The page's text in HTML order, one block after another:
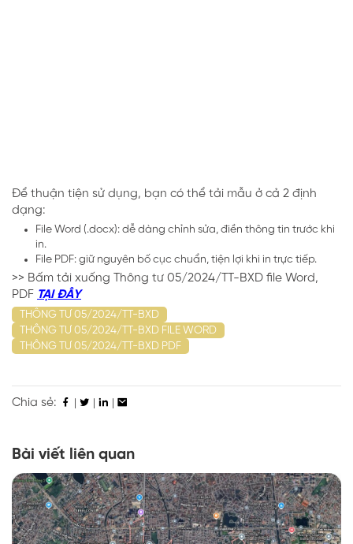
Để thuận tiện sử dụng, bạn có thể tải mẫu ở cả 2 định
dạng:
File Word (.docx): dễ dàng chỉnh sửa, điền thông tin trước khi
in.
File PDF: giữ nguyên bố cục chuẩn, tiện lợi khi in trực tiếp.
>> Bấm tải xuống Thông tư 05/2024/TT-BXD file Word,
PDF TẠI ĐÂY
THÔNG TƯ 05/2024/TT-BXD
THÔNG TƯ 05/2024/TT-BXD FILE WORD
THÔNG TƯ 05/2024/TT-BXD PDF
Chia sẻ:
Bài viết liên quan